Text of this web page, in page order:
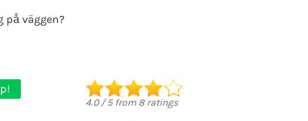
på väggen?
4.0/5from 8 ratings